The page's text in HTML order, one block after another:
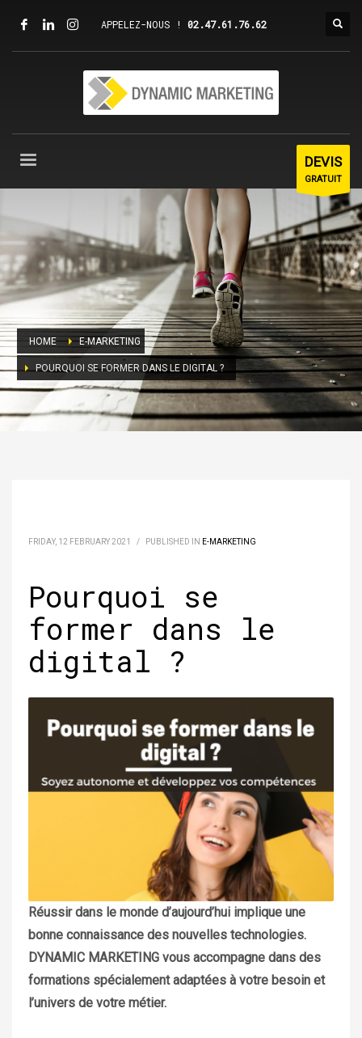
APPELEZ-NOUS ! 02.47.61.76.62
DEVIS
GRATUIT
HOME E-MARKETING
POURQUOI SE FORMER DANS LE DIGITAL ?
FRIDAY, 12 FEBRUARY 2021 / PUBLISHED IN E-MARKETING
Pourquoi se
former dans le
digital ?
Réussir dans le monde d’aujourd’hui implique une
bonne connaissance des nouvelles technologies.
DYNAMIC MARKETING vous accompagne dans des
formations spécialement adaptées à votre besoin et
l’univers de votre métier.